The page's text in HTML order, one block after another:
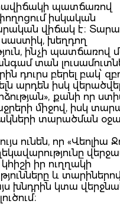
պատճառով
իսկական
վիճակ է։
խեղդող
ինչի պատճառով
տան
դուրս բերել բակ՝
արդեն իսկ
քանի որ
միջով, իսկ
տարածման
ունեն, որ «Վեոլիա
իր ուղղակի
և տարիներով
խնդրին կտա